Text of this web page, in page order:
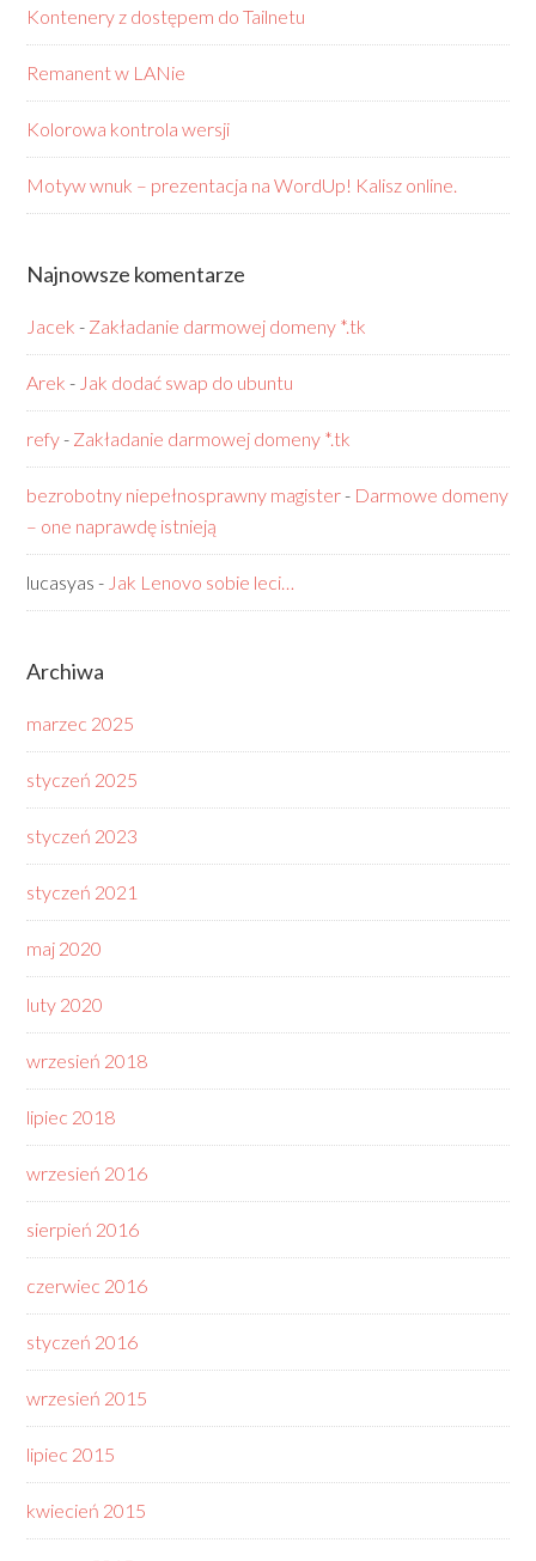
Kontenery z dostępem do Tailnetu
Remanent w LANie
Kolorowa kontrola wersji
Motyw wnuk – prezentacja na WordUp! Kalisz online.
Najnowsze komentarze
Jacek - Zakładanie darmowej domeny *.tk
Arek - Jak dodać swap do ubuntu
refy- Zakładanie darmowej domeny *.tk
bezrobotny niepełnosprawny magister- Darmowe domeny
– one naprawdę istnieją
lucasyas - Jak Lenovo sobie leci…
Archiwa
marzec 2025
styczeń 2025
styczeń 2023
styczeń 2021
maj 2020
luty 2020
wrzesień 2018
lipiec 2018
wrzesień 2016
sierpień 2016
czerwiec 2016
styczeń 2016
wrzesień 2015
lipiec 2015
kwiecień 2015